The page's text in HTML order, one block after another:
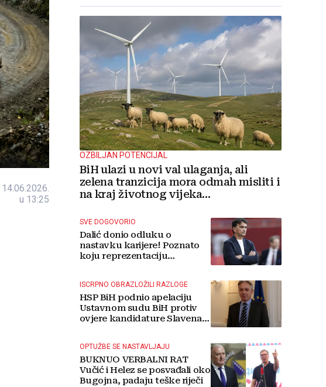
14.06.2026.
u 13:25
OZBILJAN POTENCIJAL
BiH ulazi u novi val ulaganja, ali
zelena tranzicija mora odmah misliti i
na kraj životnog vijeka
SVE DOGOVORIO
Dalić donio odluku o
nastavku karijere! Poznato
koju reprezentaciju
ISCRPNO OBRAZLOŽILI RAZLOGE
HSP BiH podnio apelaciju
Ustavnom sudu BiH protiv
ovjere kandidature Slavena
OPTUŽBE SE NASTAVLJAJU
BUKNUO VERBALNI RAT
Vučić i Helez se posvađali oko
Bugojna, padaju teške riječi